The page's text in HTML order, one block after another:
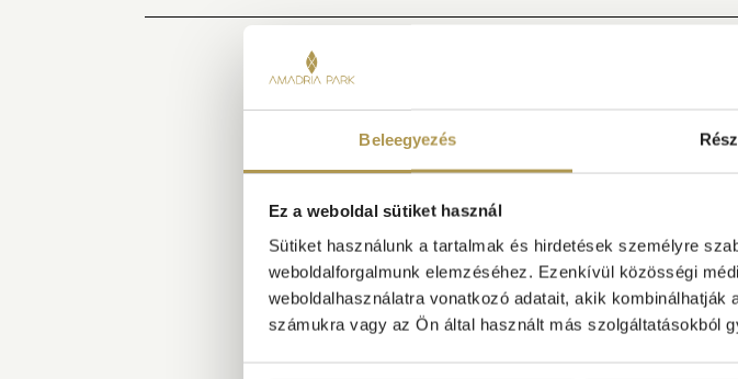
Beleegyezés
Ez a weboldal sütiket használ
Sütiket használunk a tartalmak és hirdetések személyre
weboldalforgalmunk elemzéséhez. Ezenkívül közösségi
weboldalhasználatra vonatkozó adatait, akik
számukra vagy az Ön által használt más szolgáltatásokból
LÉPJEN